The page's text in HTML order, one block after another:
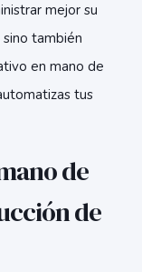
mejor su
también
en mano de
tus
de
de